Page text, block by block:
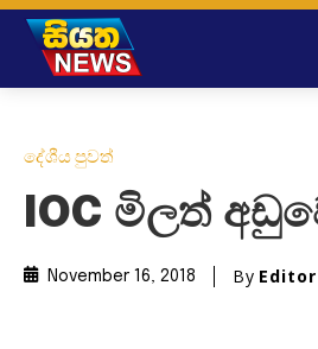
දේශීය පුවත්
IOC මිලත්
November 16, 2018 By Editor